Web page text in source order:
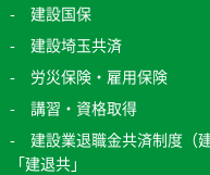
建設国保
建設埼玉共済
労災保険・雇用保険
講習・資格取得
建設業退職金共済制度（
「建退共」